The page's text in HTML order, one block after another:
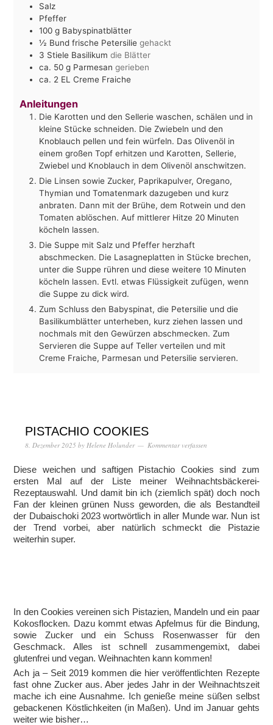
Salz
Pfeffer
100 g Babyspinatblätter
½ Bund frische Petersilie gehackt
3 Stiele Basilikum die Blätter
ca. 50 g Parmesan gerieben
ca. 2 EL Creme Fraiche
Anleitungen
Die Karotten und den Sellerie waschen, schälen und in
kleine Stücke schneiden. Die Zwiebeln und den
Knoblauch pellen und fein würfeln. Das Olivenöl in
einem großen Topf erhitzen und Karotten, Sellerie,
Zwiebel und Knoblauch in dem Olivenöl anschwitzen.
Die Linsen sowie Zucker, Paprikapulver, Oregano,
Thymian und Tomatenmark dazugeben und kurz
anbraten. Dann mit der Brühe, dem Rotwein und den
Tomaten ablöschen. Auf mittlerer Hitze 20 Minuten
köcheln lassen.
Die Suppe mit Salz und Pfeffer herzhaft
abschmecken. Die Lasagneplatten in Stücke brechen,
unter die Suppe rühren und diese weitere 10 Minuten
köcheln lassen. Evtl. etwas Flüssigkeit zufügen, wenn
die Suppe zu dick wird.
Zum Schluss den Babyspinat, die Petersilie und die
Basilikumblätter unterheben, kurz ziehen lassen und
nochmals mit den Gewürzen abschmecken. Zum
Servieren die Suppe auf Teller verteilen und mit
Creme Fraiche, Parmesan und Petersilie servieren.
PISTACHIO COOKIES
8. Dezember 2025 by Helene Holunder Kommentar verfassen
Diese weichen und saftigen Pistachio Cookies sind zum
ersten Mal auf der Liste meiner Weihnachtsbäckerei-
Rezeptauswahl. Und damit bin ich (ziemlich spät) doch noch
Fan der kleinen grünen Nuss geworden, die als Bestandteil
der Dubaischoki 2023 wortwörtlich in aller Munde war. Nun ist
der Trend vorbei, aber natürlich schmeckt die Pistazie
weiterhin super.
In den Cookies vereinen sich Pistazien, Mandeln und ein paar
Kokosflocken. Dazu kommt etwas Apfelmus für die Bindung,
sowie Zucker und ein Schuss Rosenwasser für den
Geschmack. Alles ist schnell zusammengemixt, dabei
glutenfrei und vegan. Weihnachten kann kommen!
Ach ja – Seit 2019 kommen die hier veröffentlichten Rezepte
fast ohne Zucker aus. Aber jedes Jahr in der Weihnachtszeit
mache ich eine Ausnahme. Ich genieße meine süßen selbst
gebackenen Köstlichkeiten (in Maßen). Und im Januar gehts
weiter wie bisher…